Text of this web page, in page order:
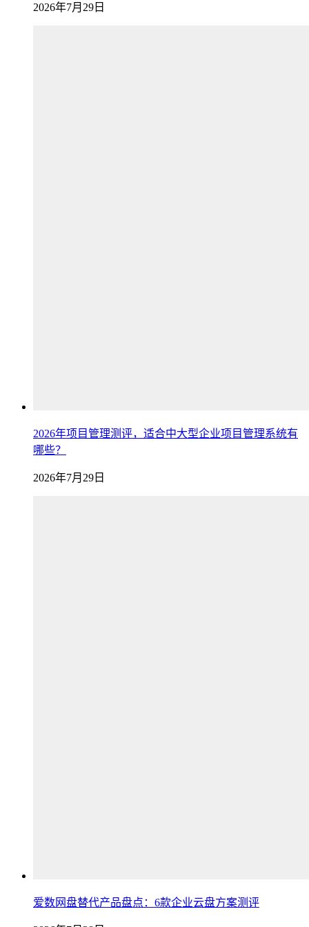
2026年7月29日
2026年项目管理测评，适合中大型企业项目管理系统有
哪些？
2026年7月29日
爱数网盘替代产品盘点：6款企业云盘方案测评